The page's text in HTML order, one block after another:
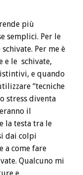
più
semplici. Per le
Per me è
e le schivate,
e quando
“tecniche
stress diventa
il
la testa tra le
dai colpi
a come fare
Qualcuno mi
e,